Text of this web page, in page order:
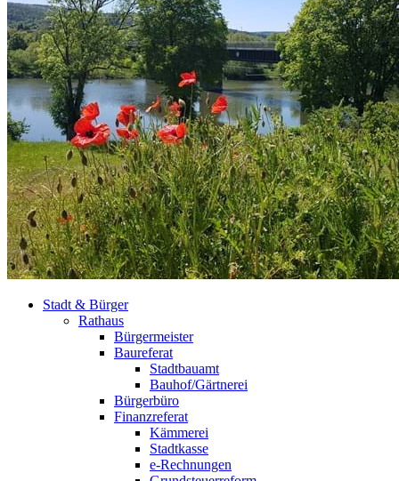
Stadt & Bürger
Rathaus
Bürgermeister
Baureferat
Stadtbauamt
Bauhof/Gärtnerei
Bürgerbüro
Finanzreferat
Kämmerei
Stadtkasse
e-Rechnungen